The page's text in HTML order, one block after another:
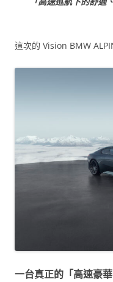
這次的 Vision BMW
一台真正的「高速豪華